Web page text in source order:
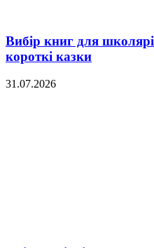
Вибір книг для
короткі казки
31.07.2026